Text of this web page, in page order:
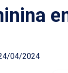
04/2024